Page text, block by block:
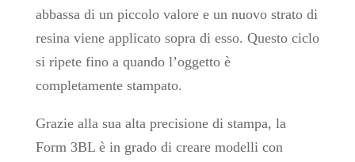
abbassa di un piccolo valore e un nuovo strato di
resina viene applicato sopra di esso. Questo ciclo
si ripete fino a quando l’oggetto è
completamente stampato.
Grazie alla sua alta precisione di stampa, la
Form 3BL è in grado di creare modelli con